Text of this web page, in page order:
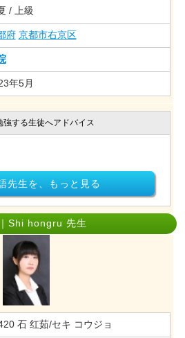
/ 上級
府 京都市右京区
年5月
強する生徒へアドバイス
先生を、もっと見る
Shi hongru 先生
石 红茹/セキ コウジョ